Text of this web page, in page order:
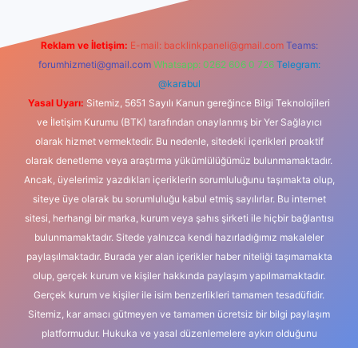
Reklam ve İletişim: E-mail: backlinkpaneli@gmail.com Teams:
forumhizmeti@gmail.com Whatsapp: 0262 606 0 726 Telegram:
@karabul
Yasal Uyarı: Sitemiz, 5651 Sayılı Kanun gereğince Bilgi Teknolojileri
ve İletişim Kurumu (BTK) tarafından onaylanmış bir Yer Sağlayıcı
olarak hizmet vermektedir. Bu nedenle, sitedeki içerikleri proaktif
olarak denetleme veya araştırma yükümlülüğümüz bulunmamaktadır.
Ancak, üyelerimiz yazdıkları içeriklerin sorumluluğunu taşımakta olup,
siteye üye olarak bu sorumluluğu kabul etmiş sayılırlar. Bu internet
sitesi, herhangi bir marka, kurum veya şahıs şirketi ile hiçbir bağlantısı
bulunmamaktadır. Sitede yalnızca kendi hazırladığımız makaleler
paylaşılmaktadır. Burada yer alan içerikler haber niteliği taşımamakta
olup, gerçek kurum ve kişiler hakkında paylaşım yapılmamaktadır.
Gerçek kurum ve kişiler ile isim benzerlikleri tamamen tesadüfidir.
Sitemiz, kar amacı gütmeyen ve tamamen ücretsiz bir bilgi paylaşım
platformudur. Hukuka ve yasal düzenlemelere aykırı olduğunu